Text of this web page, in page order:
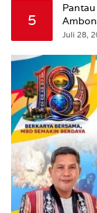
5
Juli 28,